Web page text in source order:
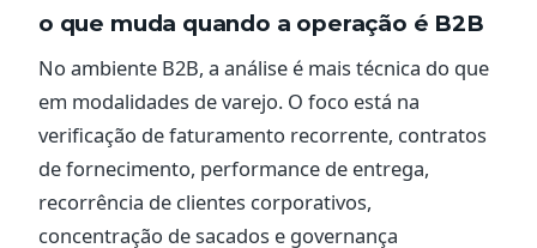
o que muda quando a operação é B2B
No ambiente B2B, a análise é mais técnica do que
em modalidades de varejo. O foco está na
verificação de faturamento recorrente, contratos
de fornecimento, performance de entrega,
recorrência de clientes corporativos,
concentração de sacados e governança